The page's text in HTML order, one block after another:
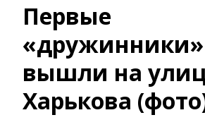
Первые
«дружинники»
вышли на
Харькова